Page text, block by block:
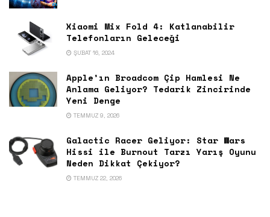
Xiaomi Mix Fold 4: Katlanabilir
Telefonların Geleceği
ŞUBAT 16, 2024
Apple’ın Broadcom Çip Hamlesi Ne
Anlama Geliyor? Tedarik Zincirinde
Yeni Denge
TEMMUZ 9, 2026
Galactic Racer Geliyor: Star Wars
Hissi ile Burnout Tarzı Yarış Oyunu
Neden Dikkat Çekiyor?
TEMMUZ 22, 2026